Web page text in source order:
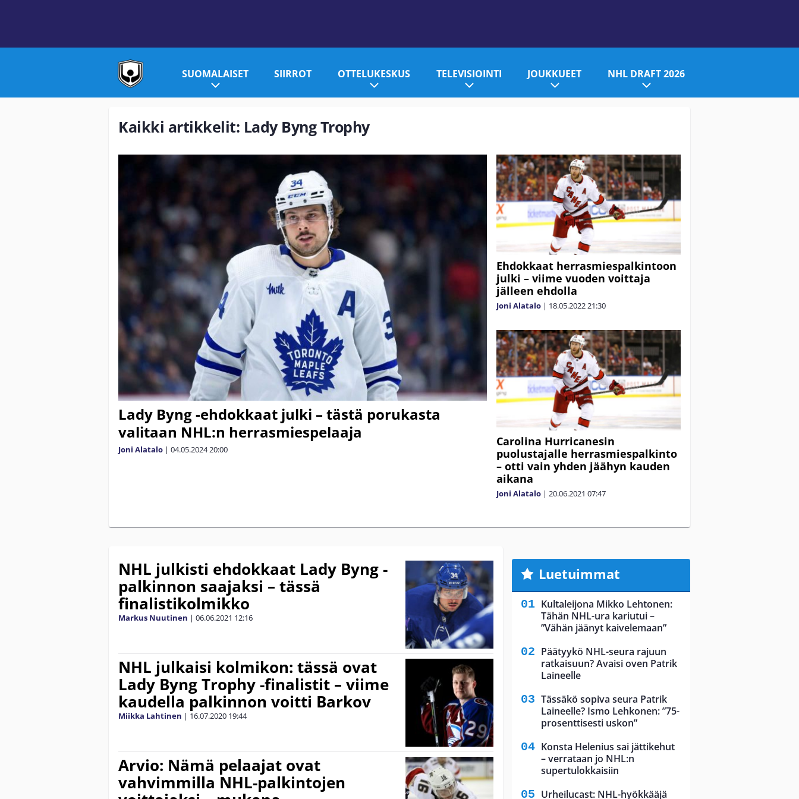
SUOMALAISET SIIRROT OTTELUKESKUS TELEVISIOINTI JOUKKUEET NHL DRAFT 2026
Kaikki artikkelit: Lady Byng Trophy
Lady Byng -ehdokkaat julki – tästä porukasta
valitaan NHL:n herrasmiespelaaja
Joni Alatalo | 04.05.202420:00
Ehdokkaat herrasmiespalkintoon
julki – viime vuoden voittaja
jälleen ehdolla
Joni Alatalo | 18.05.202221:30
Carolina Hurricanesin
puolustajalle herrasmiespalkinto
– otti vain yhden jäähyn kauden
aikana
Joni Alatalo | 20.06.2021 07:47
NHL julkisti ehdokkaat Lady Byng -
palkinnon saajaksi – tässä
finalistikolmikko
Markus Nuutinen | 06.06.2021 12:16
NHL julkaisi kolmikon: tässä ovat
Lady Byng Trophy -finalistit – viime
kaudella palkinnon voitti Barkov
Miikka Lahtinen | 16.07.2020 19:44
Arvio: Nämä pelaajat ovat
vahvimmilla NHL-palkintojen
Luetuimmat
Kultaleijona Mikko Lehtonen:
Tähän NHL-ura kariutui –
”Vähän jäänyt kaivelemaan”
Päätyykö NHL-seura rajuun
ratkaisuun? Avaisi oven Patrik
Laineelle
Tässäkö sopiva seura Patrik
Laineelle? Ismo Lehkonen: ”75-
prosenttisesti uskon”
Konsta Helenius sai jättikehut
– verrataan jo NHL:n
supertulokkaisiin
Urheilucast: NHL-hyökkääjä